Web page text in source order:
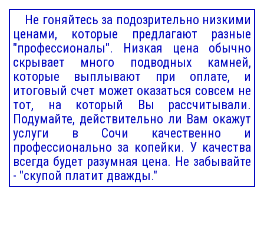
Не гоняйтесь за подозрительно низкими
ценами, которые предлагают разные
"профессионалы". Низкая цена обычно
скрывает много подводных камней,
которые выплывают при оплате, и
итоговый счет может оказаться совсем не
тот, на который Вы рассчитывали.
Подумайте, действительно ли Вам окажут
услуги в Сочи качественно и
профессионально за копейки. У качества
всегда будет разумная цена. Не забывайте
- "скупой платит дважды."